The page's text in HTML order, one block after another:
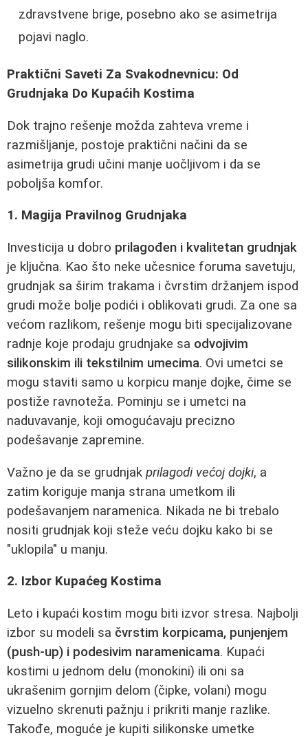
zdravstvene brige, posebno ako se asimetrija
pojavi naglo.
Praktični Saveti Za Svakodnevnicu: Od
Grudnjaka Do Kupaćih Kostima
Dok trajno rešenje možda zahteva vreme i
razmišljanje, postoje praktični načini da se
asimetrija grudi učini manje uočljivom i da se
poboljša komfor.
1. Magija Pravilnog Grudnjaka
Investicija u dobro prilagođen i kvalitetan grudnjak
je ključna. Kao što neke učesnice foruma savetuju,
grudnjak sa širim trakama i čvrstim držanjem ispod
grudi može bolje podići i oblikovati grudi. Za one sa
većom razlikom, rešenje mogu biti specijalizovane
radnje koje prodaju grudnjake sa odvojivim
silikonskim ili tekstilnim umecima. Ovi umetci se
mogu staviti samo u korpicu manje dojke, čime se
postiže ravnoteža. Pominju se i umetci na
naduvavanje, koji omogućavaju precizno
podešavanje zapremine.
Važno je da se grudnjak prilagodi većoj dojki, a
zatim koriguje manja strana umetkom ili
podešavanjem naramenica. Nikada ne bi trebalo
nositi grudnjak koji steže veću dojku kako bi se
"uklopila" u manju.
2. Izbor Kupaćeg Kostima
Leto i kupaći kostim mogu biti izvor stresa. Najbolji
izbor su modeli sa čvrstim korpicama, punjenjem
(push-up) i podesivim naramenicama. Kupaći
kostimi u jednom delu (monokini) ili oni sa
ukrašenim gornjim delom (čipke, volani) mogu
vizuelno skrenuti pažnju i prikriti manje razlike.
Takođe, moguće je kupiti silikonske umetke